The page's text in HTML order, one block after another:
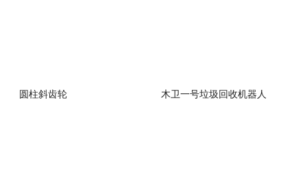
圆柱斜齿轮 木卫一号垃圾回收机器人